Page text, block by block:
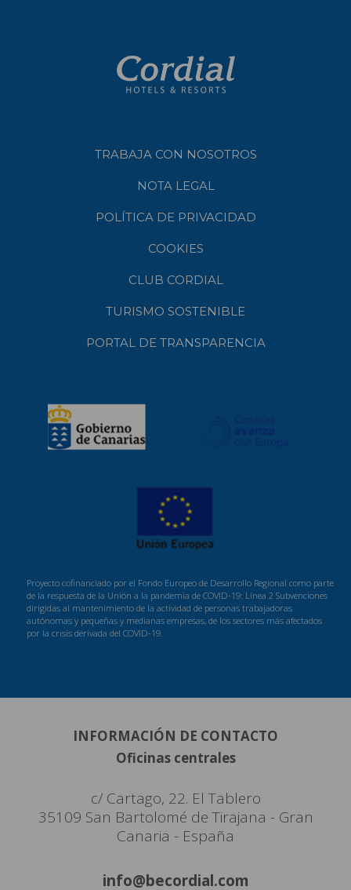
TRABAJA CON NOSOTROS
NOTA LEGAL
POLÍTICA DE PRIVACIDAD
COOKIES
CLUB CORDIAL
TURISMO SOSTENIBLE
PORTAL DE TRANSPARENCIA
Proyecto cofinanciado por el Fondo Europeo de Desarrollo Regional como parte
de la respuesta de la Unión a la pandemia de COVID-19: Línea 2 Subvenciones
dirigidas al mantenimiento de la actividad de personas trabajadoras
autónomas y pequeñas y medianas empresas, de los sectores más afectados
por la crisis derivada del COVID-19.
INFORMACIÓN DE CONTACTO
Oficinas centrales
c/ Cartago, 22. El Tablero
35109 San Bartolomé de Tirajana - Gran
Canaria - España
info@becordial.com